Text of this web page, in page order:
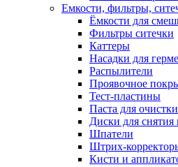
Емкости, фильтры,
Ёмкости для
Фильтры ситечки
Каттеры
Насадки для
Распылители
Проявочное
Тест-пластины
Паста для
Диски для снятия
Шпатели
Штрих-
Кисти и